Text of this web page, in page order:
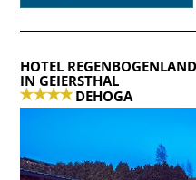
HOTEL
IN GEIERSTHAL
DEHOGA